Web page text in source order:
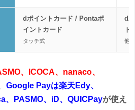
dポイントカード / Pontaポ
イントカード
タッチ式
d
ト
他
、ICOCA、nanaco、
、Google Payは楽天Edy、
、PASMO、iD、QUICPayが使え